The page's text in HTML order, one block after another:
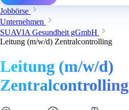
Jobbörse
Unternehmen
SUAVIA Gesundheit gGmbH
Leitung (m/w/d) Zentralcontrolling
Leitung (m/w/d)
Zentralcontrolling